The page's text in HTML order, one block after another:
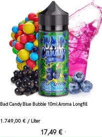
Bad Candy Blue Bubble 10ml Aroma Longfill
1.749,00 € / Liter
17,49 € *